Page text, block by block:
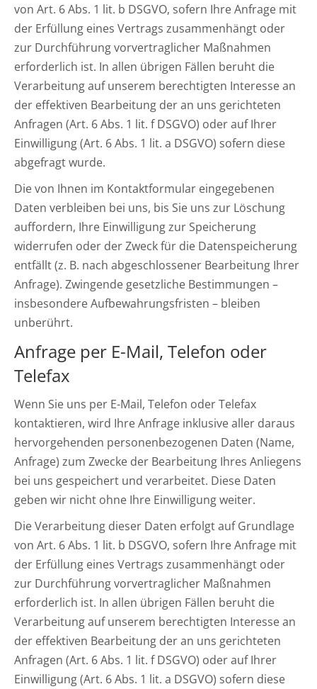
von Art. 6 Abs. 1 lit. b DSGVO, sofern Ihre Anfrage mit
der Erfüllung eines Vertrags zusammenhängt oder
zur Durchführung vorvertraglicher Maßnahmen
erforderlich ist. In allen übrigen Fällen beruht die
Verarbeitung auf unserem berechtigten Interesse an
der effektiven Bearbeitung der an uns gerichteten
Anfragen (Art. 6 Abs. 1 lit. f DSGVO) oder auf Ihrer
Einwilligung (Art. 6 Abs. 1 lit. a DSGVO) sofern diese
abgefragt wurde.
Die von Ihnen im Kontaktformular eingegebenen
Daten verbleiben bei uns, bis Sie uns zur Löschung
auffordern, Ihre Einwilligung zur Speicherung
widerrufen oder der Zweck für die Datenspeicherung
entfällt (z. B. nach abgeschlossener Bearbeitung Ihrer
Anfrage). Zwingende gesetzliche Bestimmungen –
insbesondere Aufbewahrungsfristen – bleiben
unberührt.
Anfrage per E-Mail, Telefon oder
Telefax
Wenn Sie uns per E-Mail, Telefon oder Telefax
kontaktieren, wird Ihre Anfrage inklusive aller daraus
hervorgehenden personenbezogenen Daten (Name,
Anfrage) zum Zwecke der Bearbeitung Ihres Anliegens
bei uns gespeichert und verarbeitet. Diese Daten
geben wir nicht ohne Ihre Einwilligung weiter.
Die Verarbeitung dieser Daten erfolgt auf Grundlage
von Art. 6 Abs. 1 lit. b DSGVO, sofern Ihre Anfrage mit
der Erfüllung eines Vertrags zusammenhängt oder
zur Durchführung vorvertraglicher Maßnahmen
erforderlich ist. In allen übrigen Fällen beruht die
Verarbeitung auf unserem berechtigten Interesse an
der effektiven Bearbeitung der an uns gerichteten
Anfragen (Art. 6 Abs. 1 lit. f DSGVO) oder auf Ihrer
Einwilligung (Art. 6 Abs. 1 lit. a DSGVO) sofern diese